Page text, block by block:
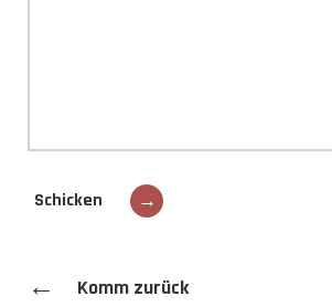
Schicken →
← Komm zurück